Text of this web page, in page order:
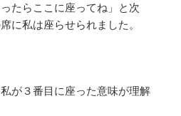
たらここに座ってね」と次
に私は座らせられました。
が３番目に座った意味が理解